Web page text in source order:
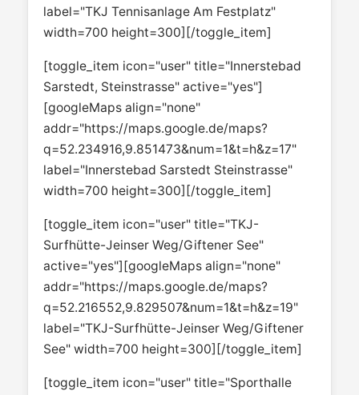
label="TKJ Tennisanlage Am Festplatz"
width=700 height=300][/toggle_item]
[toggle_item icon="user" title="Innerstebad
Sarstedt, Steinstrasse" active="yes"]
[googleMaps align="none"
addr="https://maps.google.de/maps?
q=52.234916,9.851473&num=1&t=h&z=17"
label="Innerstebad Sarstedt Steinstrasse"
width=700 height=300][/toggle_item]
[toggle_item icon="user" title="TKJ-
Surfhütte-Jeinser Weg/Giftener See"
active="yes"][googleMaps align="none"
addr="https://maps.google.de/maps?
q=52.216552,9.829507&num=1&t=h&z=19"
label="TKJ-Surfhütte-Jeinser Weg/Giftener
See" width=700 height=300][/toggle_item]
[toggle_item icon="user" title="Sporthalle